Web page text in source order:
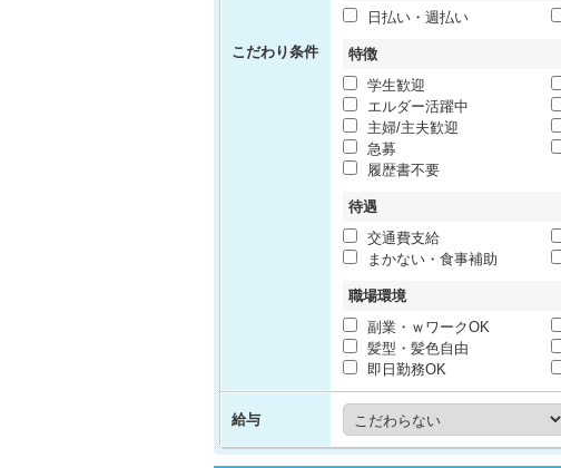
こだわり条件
日払い・週払い
特徴
学生歓迎
エルダー活躍中
主婦/主夫歓迎
急募
履歴書不要
待遇
交通費支給
まかない・食事補助
職場環境
副業・ｗワークOK
髪型・髪色自由
即日勤務OK
給与